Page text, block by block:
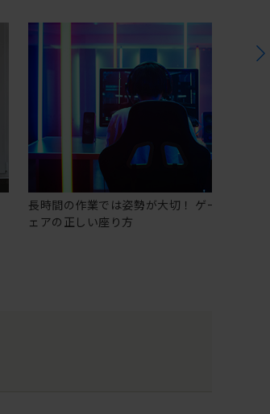
長時間の作業では姿勢が大切！ ゲーミングチ
ェアの正しい座り方